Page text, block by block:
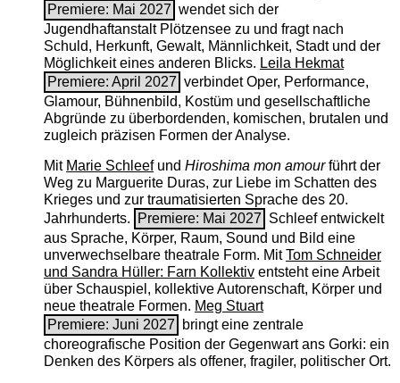
Premiere: Mai 2027 wendet sich der
Jugendhaftanstalt Plötzensee zu und fragt nach
Schuld, Herkunft, Gewalt, Männlichkeit, Stadt und der
Möglichkeit eines anderen Blicks. Leila Hekmat
Premiere: April 2027 verbindet Oper, Performance,
Glamour, Bühnenbild, Kostüm und gesellschaftliche
Abgründe zu überbordenden, komischen, brutalen und
zugleich präzisen Formen der Analyse.
Mit Marie Schleefund Hiroshima mon amourführt der
Weg zu Marguerite Duras, zur Liebe im Schatten des
Krieges und zur traumatisierten Sprache des 20.
Jahrhunderts.
Premiere: Mai 2027 Schleef entwickelt
aus Sprache, Körper, Raum, Sound und Bild eine
unverwechselbare theatrale Form. MitTom Schneider
und Sandra Hüller: Farn Kollektiventsteht eine Arbeit
über Schauspiel, kollektive Autorenschaft, Körper und
neue theatrale Formen. Meg Stuart
Premiere: Juni 2027
bringt eine zentrale
choreografische Position der Gegenwart ans Gorki: ein
Denken des Körpers als offener, fragiler, politischer Ort.